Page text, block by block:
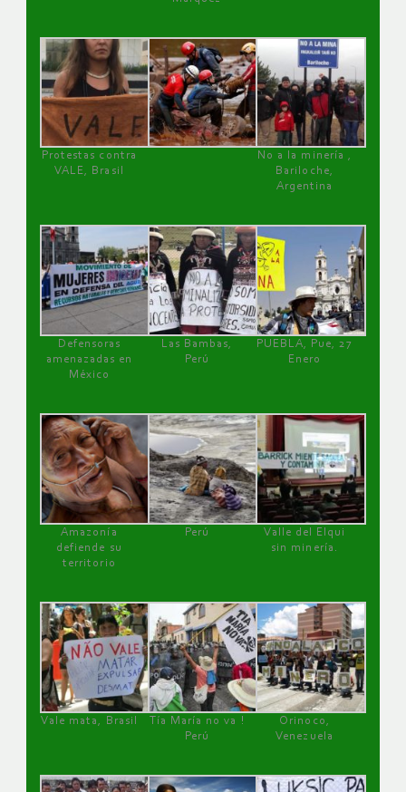
Protestas contra
VALE, Brasil
No a la minería ,
Bariloche,
Argentina
Defensoras
amenazadas en
México
Las Bambas,
Perú
PUEBLA, Pue, 27
Enero
Amazonía
defiende su
territorio
Perú
Valle del Elqui
sin minería.
Vale mata, Brasil
Tía María no va !
Perú
Orinoco,
Venezuela